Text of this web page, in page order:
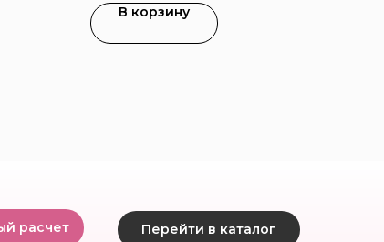
В корзину
Перейти в каталог
расчет